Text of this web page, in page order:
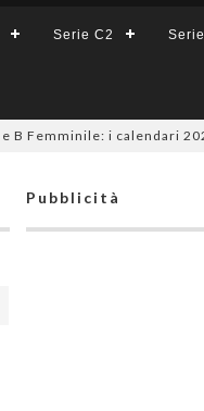
Serie C2
i calendari 2026-
Pubblicità